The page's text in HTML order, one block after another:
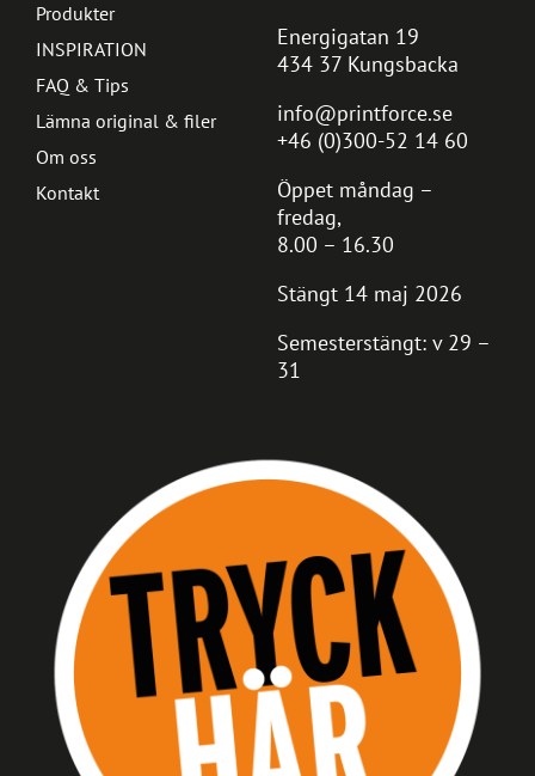
Energigatan 19
434 37 Kungsbacka
info@printforce.se
+46 (0)300-52 14 60
Öppet måndag –
fredag,
8.00 – 16.30
Stängt 14 maj 2026
Semesterstängt: v 29 –
31
Produkter
INSPIRATION
FAQ & Tips
Lämna original & filer
Om oss
Kontakt